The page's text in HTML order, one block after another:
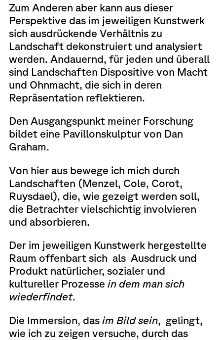
Zum Anderen aber kann aus dieser
Perspektive das im jeweiligen Kunstwerk
sich ausdrückende Verhältnis zu
Landschaft dekonstruiert und analysiert
werden. Andauernd, für jeden und überall
sind Landschaften Dispositive von Macht
und Ohnmacht, die sich in deren
Repräsentation reflektieren.
Den Ausgangspunkt meiner Forschung
bildet eine Pavillonskulptur von Dan
Graham.
Von hier aus bewege ich mich durch
Landschaften (Menzel, Cole, Corot,
Ruysdael), die, wie gezeigt werden soll,
die Betrachter vielschichtig involvieren
und absorbieren.
Der im jeweiligen Kunstwerk hergestellte
Raum offenbart sich als Ausdruck und
Produkt natürlicher, sozialer und
kultureller Prozesse in dem man sich
wiederfindet.
Die Immersion, das im Bild sein, gelingt,
wie ich zu zeigen versuche, durch das